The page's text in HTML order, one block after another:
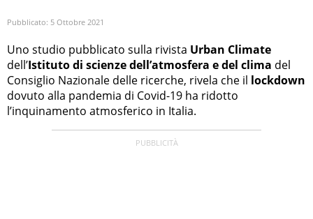
Pubblicato: 5 Ottobre 2021
Uno studio pubblicato sulla rivista Urban Climate
dell’Istituto di scienze dell’atmosfera e del clima del
Consiglio Nazionale delle ricerche, rivela che il lockdown
dovuto alla pandemia di Covid-19 ha ridotto
l’inquinamento atmosferico in Italia.